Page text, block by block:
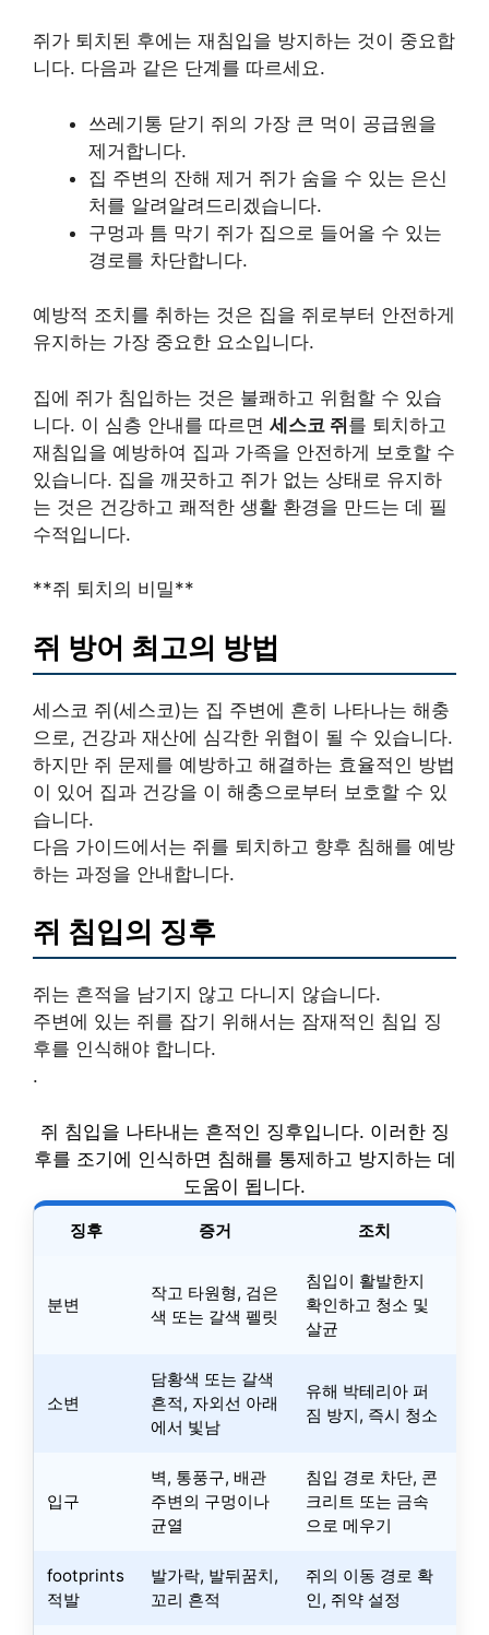
쥐가 퇴치된 후에는 재침입을 방지하는 것이 중요합
니다. 다음과 같은 단계를 따르세요.
쓰레기통 닫기 쥐의 가장 큰 먹이 공급원을
제거합니다.
집 주변의 잔해 제거 쥐가 숨을 수 있는 은신
처를 알려알려드리겠습니다.
구멍과 틈 막기 쥐가 집으로 들어올 수 있는
경로를 차단합니다.
예방적 조치를 취하는 것은 집을 쥐로부터 안전하게
유지하는 가장 중요한 요소입니다.
집에 쥐가 침입하는 것은 불쾌하고 위험할 수 있습
니다. 이 심층 안내를 따르면 세스코 쥐를 퇴치하고
재침입을 예방하여 집과 가족을 안전하게 보호할 수
있습니다. 집을 깨끗하고 쥐가 없는 상태로 유지하
는 것은 건강하고 쾌적한 생활 환경을 만드는 데 필
수적입니다.
**쥐 퇴치의 비밀**
쥐 방어 최고의 방법
세스코 쥐(세스코)는 집 주변에 흔히 나타나는 해충
으로, 건강과 재산에 심각한 위협이 될 수 있습니다.
하지만 쥐 문제를 예방하고 해결하는 효율적인 방법
이 있어 집과 건강을 이 해충으로부터 보호할 수 있
습니다.
다음 가이드에서는 쥐를 퇴치하고 향후 침해를 예방
하는 과정을 안내합니다.
쥐 침입의 징후
쥐는 흔적을 남기지 않고 다니지 않습니다.
주변에 있는 쥐를 잡기 위해서는 잠재적인 침입 징
후를 인식해야 합니다.
.
징후 증거 조치
분변
작고 타원형, 검은
색 또는 갈색 펠릿
침입이 활발한지
확인하고 청소 및
살균
소변
담황색 또는 갈색
흔적, 자외선 아래
에서 빛남
유해 박테리아 퍼
짐 방지, 즉시 청소
입구
벽, 통풍구, 배관
주변의 구멍이나
균열
침입 경로 차단, 콘
크리트 또는 금속
으로 메우기
footprints
적발
발가락, 발뒤꿈치,
꼬리 흔적
쥐의 이동 경로 확
인, 쥐약 설정
쥐 침입을 나타내는 흔적인 징후입니다. 이러한 징
후를 조기에 인식하면 침해를 통제하고 방지하는 데
도움이 됩니다.